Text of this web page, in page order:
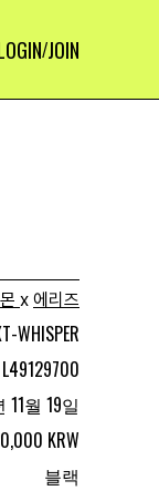
/JOIN
x 에리즈
WHISPER
L49129700
11월 19일
KRW
블랙